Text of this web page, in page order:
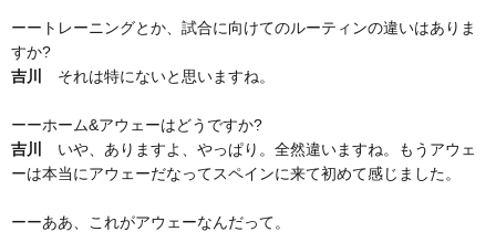
ーートレーニングとか、試合に向けてのルーティンの違いはありま
すか?
吉川
それは特にないと思いますね。
ーーホーム&アウェーはどうですか?
吉川
いや、ありますよ、やっぱり。全然違いますね。もうアウェ
ーは本当にアウェーだなってスペインに来て初めて感じました。
ーーああ、これがアウェーなんだって。